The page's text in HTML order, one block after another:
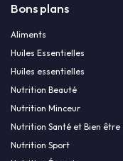
Bons plans
Aliments
Huiles Essentielles
Huiles essentielles
Nutrition Beauté
Nutrition Minceur
Nutrition Santé et Bien être
Nutrition Sport